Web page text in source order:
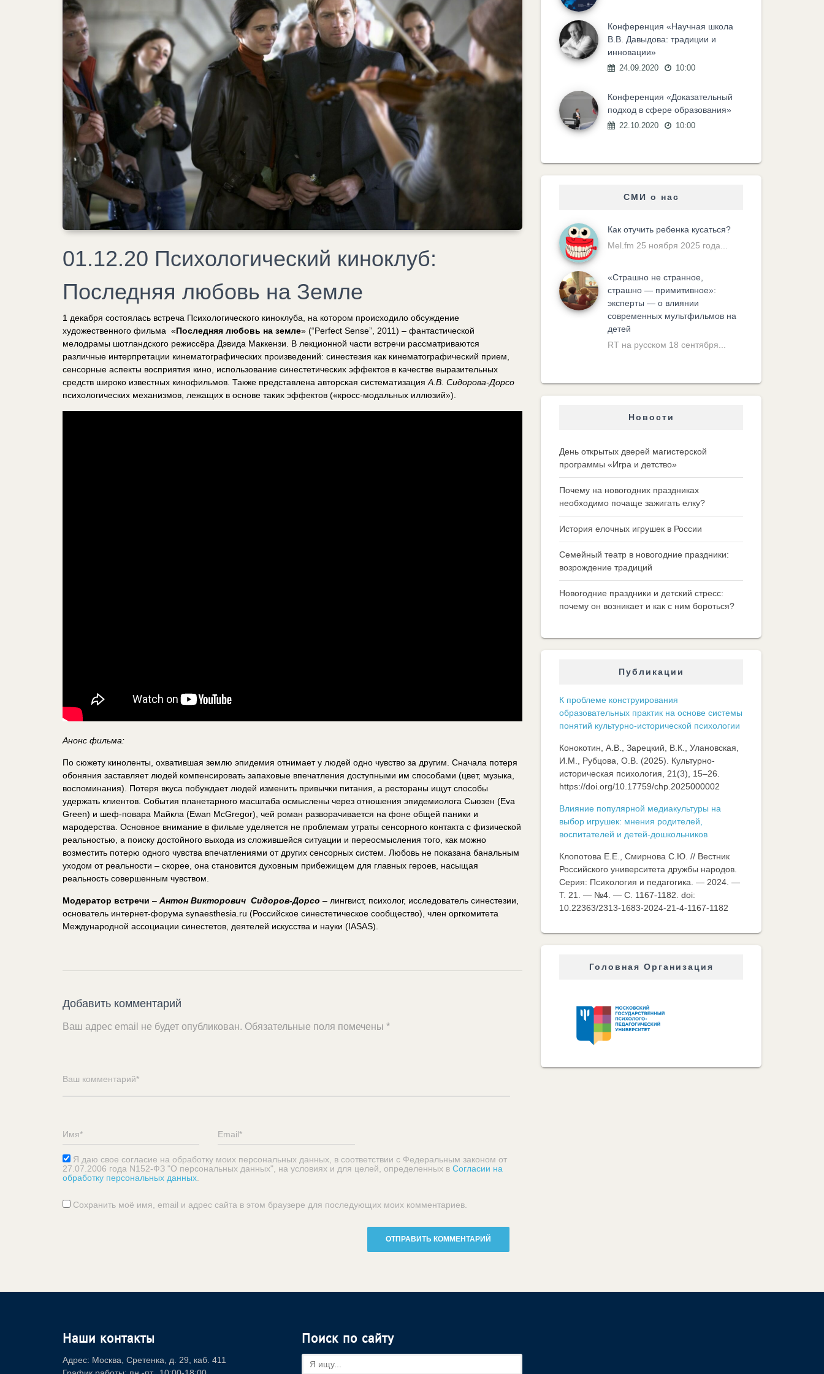
01.12.20 Психологический киноклуб:
Последняя любовь на Земле
1 декабря состоялась встреча Психологического киноклуба, на котором происходило обсуждение
художественного фильма «Последняя любовь на земле» (“Perfect Sense”, 2011) – фантастической
мелодрамы шотландского режиссёра Дэвида Маккензи. В лекционной части встречи рассматриваются
различные интерпретации кинематографических произведений: синестезия как кинематографический прием,
сенсорные аспекты восприятия кино, использование синестетических эффектов в качестве выразительных
средств широко известных кинофильмов. Также представлена авторская систематизация А.В. Сидорова-Дорсо
психологических механизмов, лежащих в основе таких эффектов («кросс-модальных иллюзий»).
Анонс фильма:
По сюжету киноленты, охватившая землю эпидемия отнимает у людей одно чувство за другим. Сначала потеря
обоняния заставляет людей компенсировать запаховые впечатления доступными им способами (цвет, музыка,
воспоминания). Потеря вкуса побуждает людей изменить привычки питания, а рестораны ищут способы
удержать клиентов. События планетарного масштаба осмыслены через отношения эпидемиолога Сьюзен (Eva
Green) и шеф-повара Майкла (Ewan McGregor), чей роман разворачивается на фоне общей паники и
мародерства. Основное внимание в фильме уделяется не проблемам утраты сенсорного контакта с физической
реальностью, а поиску достойного выхода из сложившейся ситуации и переосмысления того, как можно
возместить потерю одного чувства впечатлениями от других сенсорных систем. Любовь не показана банальным
уходом от реальности – скорее, она становится духовным прибежищем для главных героев, насыщая
реальность совершенным чувством.
Модератор встречи – Антон Викторович Сидоров-Дорсо – лингвист, психолог, исследователь синестезии,
основатель интернет-форума synaesthesia.ru (Российское синестетическое сообщество), член оргкомитета
Международной ассоциации синестетов, деятелей искусства и науки (IASAS).
Добавить комментарий
Ваш адрес email не будет опубликован. Обязательные поля помечены *
Я даю свое согласие на обработку моих персональных данных, в соответствии с Федеральным законом от
27.07.2006 года N152-ФЗ "О персональных данных", на условиях и для целей, определенных в Согласии на
обработку персональных данных
Сохранить моё имя, email и адрес сайта в этом браузере для последующих моих комментариев.
Конференция «Научная школа
В.В. Давыдова: традиции и
инновации»
24.09.2020 10:00
Конференция «Доказательный
подход в сфере образования»
22.10.2020 10:00
СМИ о нас
Как отучить ребенка кусаться?
Mel.fm 25 ноября 2025 года...
«Cтрашно не странное,
страшно — примитивное»:
эксперты — о влиянии
современных мультфильмов на
детей
RT на русском 18 сентября...
Новости
День открытых дверей магистерской
программы «Игра и детство»
Почему на новогодних праздниках
необходимо почаще зажигать елку?
История елочных игрушек в России
Семейный театр в новогодние праздники:
возрождение традиций
Новогодние праздники и детский стресс:
почему он возникает и как с ним бороться?
Публикации
К проблеме конструирования
образовательных практик на основе системы
понятий культурно-исторической психологии
Конокотин, А.В., Зарецкий, В.К., Улановская,
И.М., Рубцова, О.В. (2025). Культурно-
историческая психология, 21(3), 15–26.
https://doi.org/10.17759/chp.2025000002
Влияние популярной медиакультуры на
выбор игрушек: мнения родителей,
воспитателей и детей-дошкольников
Клопотова Е.Е., Смирнова С.Ю. // Вестник
Российского университета дружбы народов.
Серия: Психология и педагогика. — 2024. —
Т. 21. — №4. — C. 1167-1182. doi:
10.22363/2313-1683-2024-21-4-1167-1182
Головная Организация
Наши контакты
Адрес: Москва, Сретенка, д. 29, каб. 411
Поиск по сайту